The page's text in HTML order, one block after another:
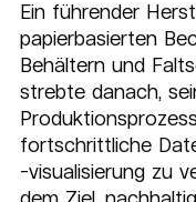
Ein führender
papierbasierten
Behältern und
strebte danach,
fortschrittliche
-visualisierung zu